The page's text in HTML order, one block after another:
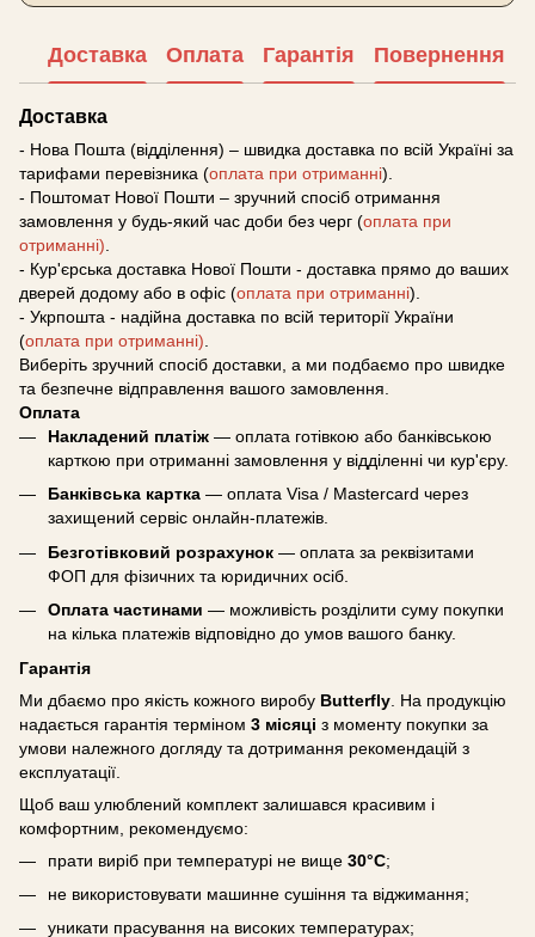
Доставка Оплата Гарантія Повернення
Доставка
- Нова Пошта (відділення) – швидка доставка по всій Україні за
тарифами перевізника (оплата при отриманні).
- Поштомат Нової Пошти – зручний спосіб отримання
замовлення у будь-який час доби без черг (оплата при
отриманні)
- Кур'єрська доставка Нової Пошти - доставка прямо до ваших
дверей додому або в офіс (оплата при отриманні).
- Укрпошта - надійна доставка по всій території України
(оплата при отриманні)
Виберіть зручний спосіб доставки, а ми подбаємо про швидке
та безпечне відправлення вашого замовлення.
Оплата
Накладений платіж — оплата готівкою або банківською
карткою при отриманні замовлення у відділенні чи кур'єру.
Банківська картка — оплата Visa / Mastercard через
захищений сервіс онлайн-платежів.
Безготівковий розрахунок — оплата за реквізитами
ФОП для фізичних та юридичних осіб.
Оплата частинами — можливість розділити суму покупки
на кілька платежів відповідно до умов вашого банку.
Гарантія
Ми дбаємо про якість кожного виробу Butterfly . На продукцію
надається гарантія терміном 3 місяці з моменту покупки за
умови належного догляду та дотримання рекомендацій з
експлуатації.
Щоб ваш улюблений комплект залишався красивим і
комфортним, рекомендуємо:
прати виріб при температурі не вище 30°C;
не використовувати машинне сушіння та віджимання;
уникати прасування на високих температурах;